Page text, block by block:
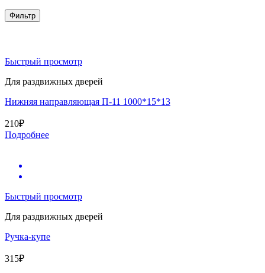
Фильтр
Быстрый просмотр
Для раздвижных дверей
Нижняя направляющая П-11 1000*15*13
210₽
Подробнее
Быстрый просмотр
Для раздвижных дверей
Ручка-купе
315₽